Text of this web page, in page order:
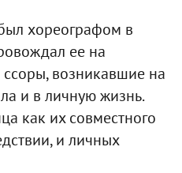
хореографом в
ее на
возникавшие на
и в личную жизнь.
как их совместного
и личных